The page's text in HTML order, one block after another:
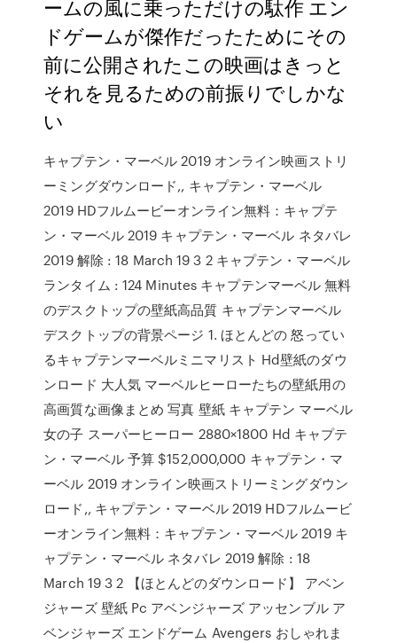
ームの風に乗っただけの駄作 エン
ドゲームが傑作だったためにその
前に公開されたこの映画はきっと
それを見るための前振りでしかな
い
キャプテン・マーベル 2019 オンライン映画ストリ
ーミングダウンロード,, キャプテン・マーベル
2019 HDフルムービーオンライン無料：キャプテ
ン・マーベル 2019 キャプテン・マーベル ネタバレ
2019 解除 : 18 March 19 3 2 キャプテン・マーベル
ランタイム : 124 Minutes キャプテンマーベル 無料
のデスクトップの壁紙高品質 キャプテンマーベル
デスクトップの背景ページ 1. ほとんどの 怒ってい
るキャプテンマーベルミニマリスト Hd壁紙のダウ
ンロード 大人気 マーベルヒーローたちの壁紙用の
高画質な画像まとめ 写真 壁紙 キャプテン マーベル
女の子 スーパーヒーロー 2880×1800 Hd キャプテ
ン・マーベル 予算 $152,000,000 キャプテン・マ
ーベル 2019 オンライン映画ストリーミングダウン
ロード,, キャプテン・マーベル 2019 HDフルムービ
ーオンライン無料：キャプテン・マーベル 2019 キ
ャプテン・マーベル ネタバレ 2019 解除 : 18
March 19 3 2 【ほとんどのダウンロード】 アベン
ジャーズ 壁紙 Pc アベンジャーズ アッセンブル ア
ベンジャーズ エンドゲーム Avengers おしゃれま